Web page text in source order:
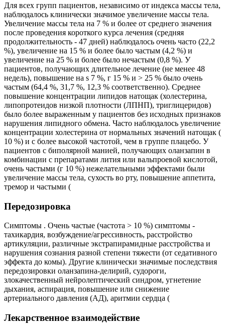
Для всех групп пациентов, независимо от индекса массы тела,
наблюдалось клинически значимое увеличение массы тела.
Увеличение массы тела на 7 % и более от среднего значения
после проведения короткого курса лечения (средняя
продолжительность - 47 дней) наблюдалось очень часто (22,2
%), увеличение на 15 % и более было частым (4,2 %) и
увеличение на 25 % и более было нечастым (0,8 %). У
пациентов, получающих длительное лечение (не менее 48
недель), повышение на s 7 %, г 15 % и > 25 % было очень
частым (64,4 %, 31,7 %, 12,3 % соответственно). Среднее
повышение концентрации липидов натощак (холестерина,
липопротеидов низкой плотности (ЛПНП), триглицеридов)
было более выраженным у пациентов без исходных признаков
нарушения липидного обмена. Часто наблюдалось увеличение
концентрации холестерина от нормальных значений натощак (
10 %) и с более высокой частотой, чем в группе плацебо. У
пациентов с биполярной манией, получающих оланзапин в
комбинации с препаратами лития или вальпроевой кислотой,
очень частыми (г 10 %) нежелательными эффектами были
увеличение массы тела, сухость во рту, повышение аппетита,
тремор и частыми (
Передозировка
Симптомы . Очень частые (частота > 10 %) симптомы -
тахикардия, возбуждение/агрессивность, расстройство
артикуляции, различные экстрапирамидные расстройства и
нарушения сознания разной степени тяжести (от седативного
эффекта до комы). Другие клинически значимые последствия
передозировки оланзапина-делирий, судороги,
злокачественный нейролептический синдром, угнетение
дыхания, аспирация, повышение или снижение
артериального давления (АД), аритмии сердца (
Лекарственное взаимодействие